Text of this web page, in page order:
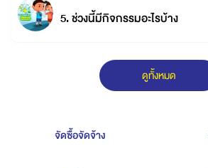
5. ช่วงนี้มีกิจกรรมอะไรบ้าง
ดูทั้งหมด
จัดซื้อจัดจ้าง